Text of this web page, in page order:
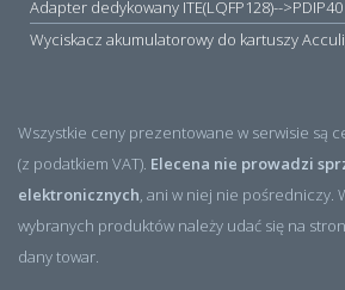
Wyciskacz akumulatorowy do kartuszy
Wszystkie ceny prezentowane w serwisie są
(z podatkiem VAT). Elecena nie prowadzi
elektronicznych, ani w niej nie pośredniczy.
wybranych produktów należy udać się na
dany towar.